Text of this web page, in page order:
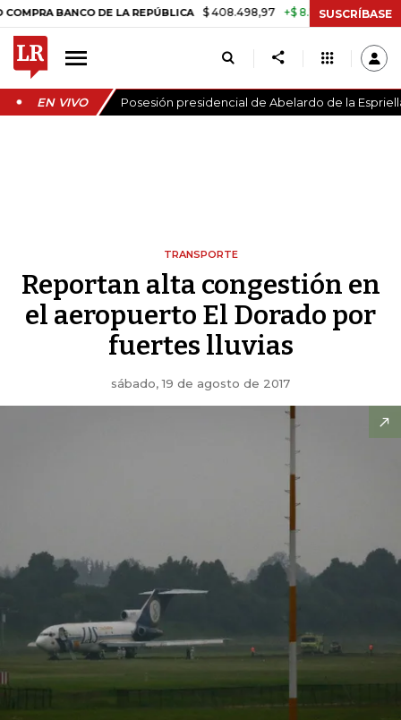
BANCO DE LA REPÚBLICA $ 408.498,97 +$ 8.753,81 +2,19%
SUSCRÍBASE
EN VIVO Posesión presidencial de Abelardo de la
TRANSPORTE
Reportan alta congestión en
el aeropuerto El Dorado por
fuertes lluvias
sábado, 19 de agosto de 2017